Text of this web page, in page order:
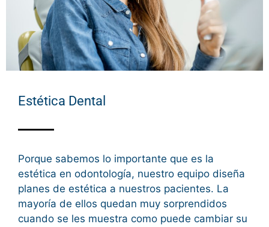
Estética Dental
Porque sabemos lo importante que es la
estética en odontología, nuestro equipo diseña
planes de estética a nuestros pacientes. La
mayoría de ellos quedan muy sorprendidos
cuando se les muestra como puede cambiar su